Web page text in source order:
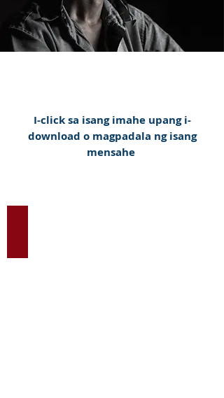
I-click sa isang imahe upang i-
download o magpadala ng isang
mensahe